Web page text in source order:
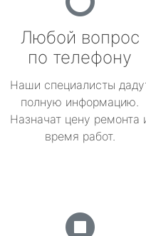
Любой вопрос
по телефону
Наши специалисты
полную информацию.
Назначат цену ремонта
время работ.